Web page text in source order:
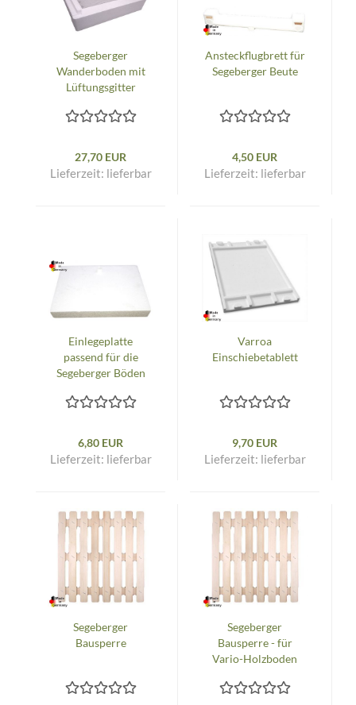
Segeberger
Wanderboden mit
Lüftungsgitter
27,70 EUR
Lieferzeit: lieferbar
Ansteckflugbrett für
Segeberger Beute
4,50 EUR
Lieferzeit: lieferbar
Einlegeplatte
passend für die
Segeberger Böden
6,80 EUR
Lieferzeit: lieferbar
Varroa
Einschiebetablett
9,70 EUR
Lieferzeit: lieferbar
Segeberger
Bausperre
Segeberger
Bausperre - für
Vario-Holzboden